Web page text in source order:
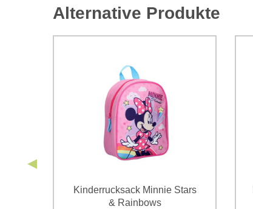
Alternative Produkte
Kinderrucksack Minnie Stars
& Rainbows